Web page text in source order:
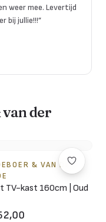
weer mee. Levertijd
bij jullie!!!”
der
& VAN DER
TV-kast 160cm | Oud